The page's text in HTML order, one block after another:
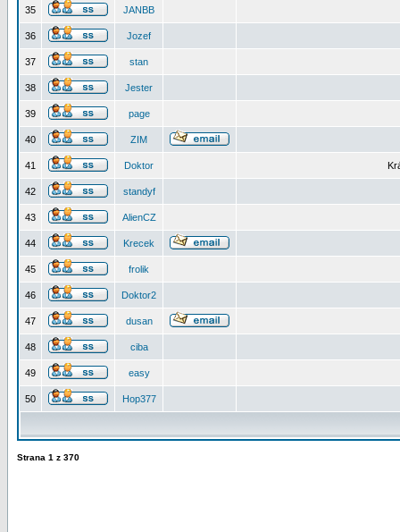
35 JANBB
36 Jozef
37 stan
38 Jester
39 page
40 ZIM
41 Doktor
42 standyf
43 AlienCZ
44 Krecek
45 frolik
46 Doktor2
47 dusan
48 ciba
49 easy
50 Hop377
Strana 1 z 370